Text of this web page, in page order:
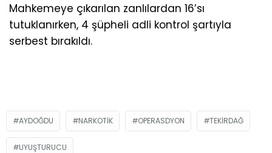
Mahkemeye çıkarılan zanlılardan 16’sı
tutuklanırken, 4 şüpheli adli kontrol şartıyla
serbest bırakıldı.
AYDOĞDU NARKOTIK OPERASDYON TEKIRDAĞ
UYUŞTURUCU